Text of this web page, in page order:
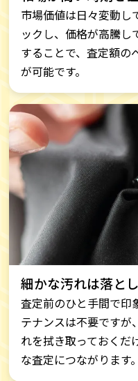
市場価値は日々変動し
ックし、価格が高騰し
することで、査定額の
が可能です。
細かな汚れは落と
査定前のひと手間で印
テナンスは不要ですが
れを拭き取っておくだ
な査定につながります。